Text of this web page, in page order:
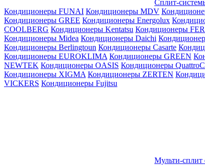
Сплит-
Кондиционеры FUNAI Кондиционеры MDV
Кондиционеры GREE Кондиционеры Energolux
СOOLBERG Кондиционеры Kentatsu Кондиционеры
Кондиционеры Midea Кондиционеры Daichi
Кондиционеры Berlingtoun Кондиционеры Casarte
Кондиционеры EUROKLIMA Кондиционеры GREEN
NEWTEK Кондиционеры OASIS Кондиционеры
Кондиционеры XIGMA Кондиционеры ZERTEN
VICKERS Кондиционеры Fujitsu
Мульти-сплит